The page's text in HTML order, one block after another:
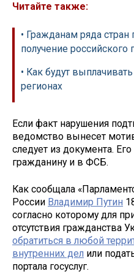
Читайте также:
• Гражданам ряда
получение российского
• Как будут
регионах
Если факт нарушения
ведомство вынесет
следует из документа.
гражданину и в ФСБ.
Как сообщала
России Владимир Путин
согласно которому для
отсутствия гражданства
обратиться в любой
внутренних дел или
портала госуслуг.